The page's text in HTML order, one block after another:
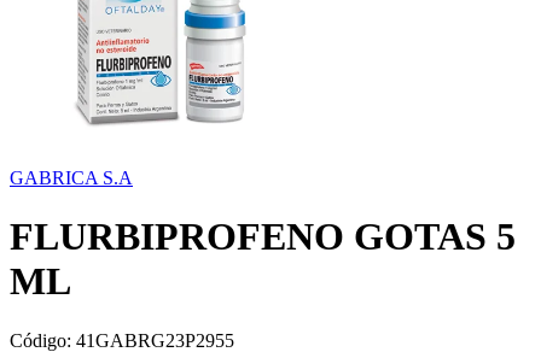
GABRICA S.A
FLURBIPROFENO GOTAS 5
ML
Código: 41GABRG23P2955